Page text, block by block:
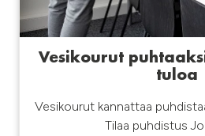
Vesikourut
tuloa
Vesikourut kannattaa
Tilaa puhdistus